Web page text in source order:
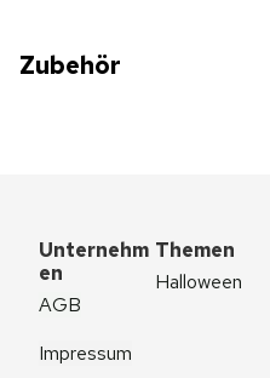
Zubehör
Unternehm
en
AGB
Impressum
Themen
Halloween